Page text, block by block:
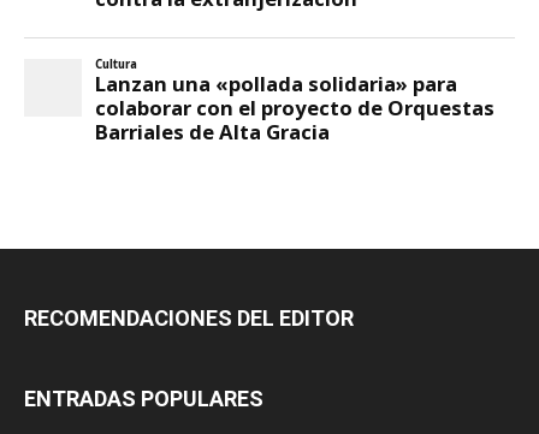
RECOMENDACIONES DEL EDITOR
ENTRADAS POPULARES